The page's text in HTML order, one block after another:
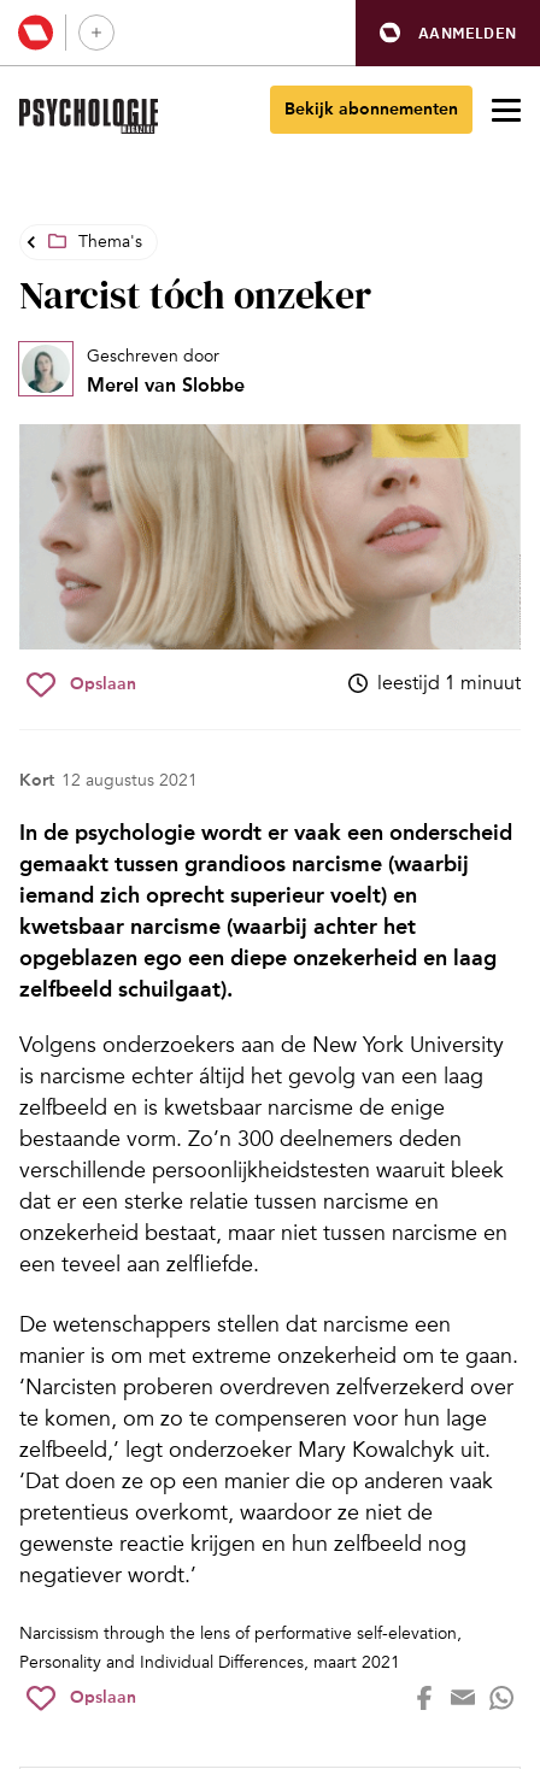
AANMELDEN
Bekijk abonnementen
Thema's
Narcist tóch onzeker
Geschreven door
Merel van Slobbe
Opslaan leestijd 1 minuut
Kort 12 augustus 2021
In de psychologie wordt er vaak een onderscheid
gemaakt tussen grandioos narcisme (waarbij
iemand zich oprecht superieur voelt) en
kwetsbaar narcisme (waarbij achter het
opgeblazen ego een diepe onzekerheid en laag
zelfbeeld schuilgaat).
Volgens onderzoekers aan de New York University
is narcisme echter áltijd het gevolg van een laag
zelfbeeld en is kwetsbaar narcisme de enige
bestaande vorm. Zo’n 300 deelnemers deden
verschillende persoonlijkheidstesten waaruit bleek
dat er een sterke relatie tussen narcisme en
onzekerheid bestaat, maar niet tussen narcisme en
een teveel aan zelfliefde.
De wetenschappers stellen dat narcisme een
manier is om met extreme onzekerheid om te gaan.
‘Narcisten proberen overdreven zelfverzekerd over
te komen, om zo te compenseren voor hun lage
zelfbeeld,’ legt onderzoeker Mary Kowalchyk uit.
‘Dat doen ze op een manier die op anderen vaak
pretentieus overkomt, waardoor ze niet de
gewenste reactie krijgen en hun zelfbeeld nog
negatiever wordt.’
Narcissism through the lens of performative self-elevation,
Personality and Individual Differences, maart 2021
Opslaan